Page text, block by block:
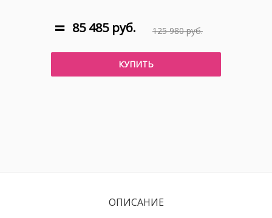
125 980 руб.
85 485 руб.
КУПИТЬ
ОПИСАНИЕ